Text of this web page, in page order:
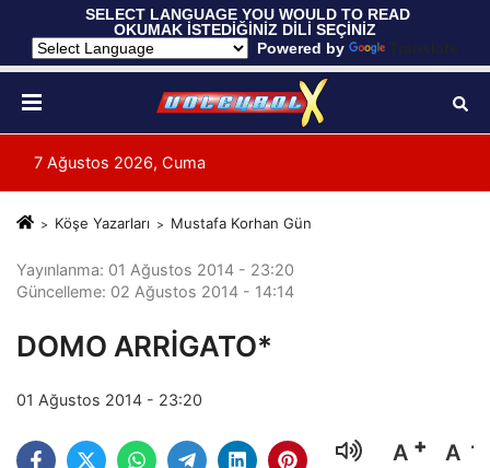
SELECT LANGUAGE YOU WOULD TO READ
OKUMAK İSTEDİĞİNİZ DİLİ SEÇİNİZ
Powered by
Translate
7 Ağustos 2026, Cuma
Köşe Yazarları Mustafa Korhan Gün
Yayınlanma: 01 Ağustos 2014 - 23:20
Güncelleme: 02 Ağustos 2014 - 14:14
DOMO ARRİGATO*
01 Ağustos 2014 - 23:20
A A